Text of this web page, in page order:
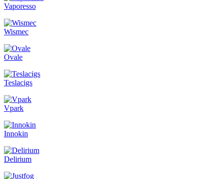
Vaporesso
Wismec
Ovale
Teslacigs
Vpark
Innokin
Delirium